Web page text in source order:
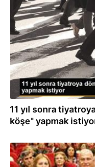
02.03.2020
11 yıl sonra
köşe" yapmak
20.02.2020